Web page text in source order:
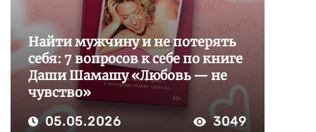
Найти мужчину и не потерять
себя: 7 вопросов к себе по книге
Даши Шамашу «Любовь — не
чувство»
05.05.2026 3049